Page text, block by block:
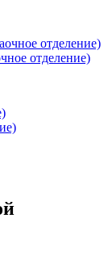
отделение)
отделение)